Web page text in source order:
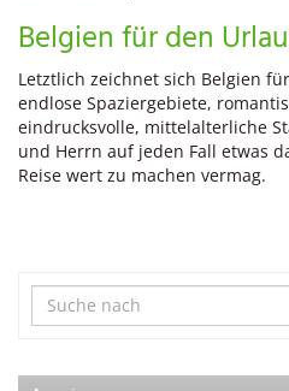
Belgien für den
Letztlich zeichnet sich Belgien
endlose Spaziergebiete,
eindrucksvolle, mittelalterliche
und Herrn auf jeden Fall etwas
Reise wert zu machen vermag.